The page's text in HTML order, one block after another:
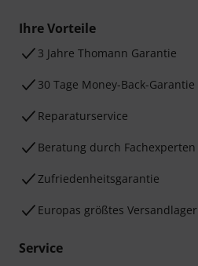
Ihre Vorteile
3 Jahre Thomann Garantie
30 Tage Money-Back-Garantie
Reparaturservice
Beratung durch Fachexperten
Zufriedenheitsgarantie
Europas größtes Versandlager
Service